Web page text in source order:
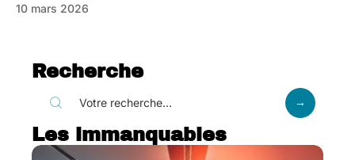
10 mars 2026
Recherche
Les immanquables